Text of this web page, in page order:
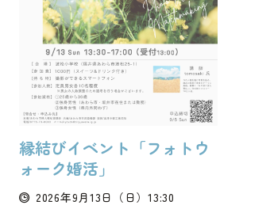
縁結びイベント「フォトウ
ォーク婚活」
2026年9月13日 （日）13:30